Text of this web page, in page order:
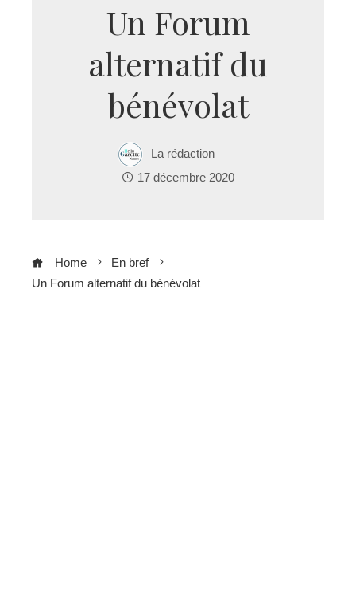
Un Forum
alternatif du
bénévolat
La rédaction
17 décembre 2020
Home
En bref
Un Forum alternatif du bénévolat